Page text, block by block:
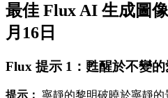
最佳 Flux AI 生成圖
月16日
Flux 提示 1：甦醒於不變的
提示： 寧靜的黎明破曉於寧靜